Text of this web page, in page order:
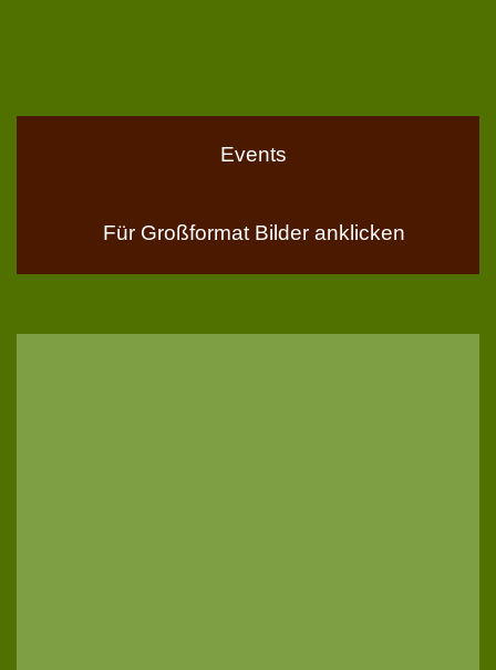
Events
Für Großformat Bilder anklicken